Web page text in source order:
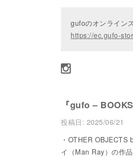
gufoのオンライン
https://ec.gufo-
『gufo –
投稿日: 2025/06/21
・OTHER
イ（Man Ray）の作